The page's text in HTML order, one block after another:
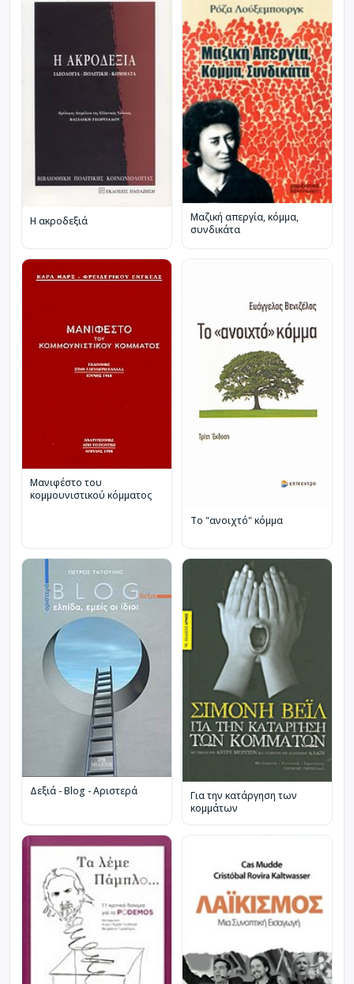
Η ακροδεξιά
Μαζική απεργία, κόμμα,
συνδικάτα
Μανιφέστο του
κομμουνιστικού κόμματος
Το "ανοιχτό" κόμμα
Δεξιά - Blog - Αριστερά
Για την κατάργηση των
κομμάτων